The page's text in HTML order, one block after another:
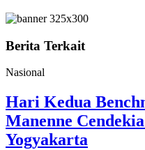
Berita Terkait
Nasional
Hari Kedua
Manenne
Yogyakarta